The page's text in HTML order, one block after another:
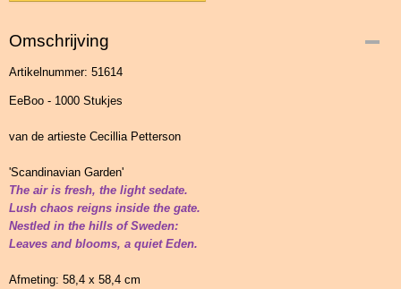
Omschrijving
Artikelnummer: 51614
EeBoo - 1000 Stukjes
van de artieste Cecillia Petterson
'Scandinavian Garden'
The air is fresh, the light sedate.
Lush chaos reigns inside the gate.
Nestled in the hills of Sweden:
Leaves and blooms, a quiet Eden.
Afmeting: 58,4 x 58,4 cm